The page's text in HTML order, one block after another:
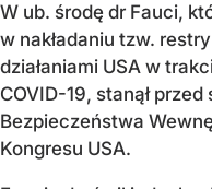
W ub. środę dr Fauci,
w nakładaniu tzw.
działaniami USA w
COVID-19, stanął
Bezpieczeństwa
Kongresu USA.